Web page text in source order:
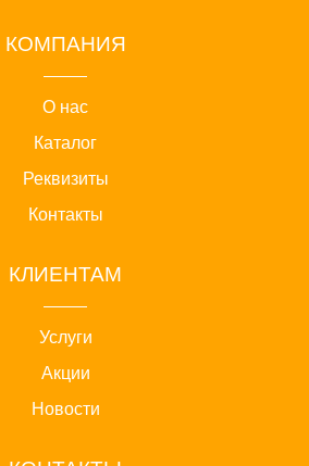
КОМПАНИЯ
О нас
Каталог
Реквизиты
Контакты
КЛИЕНТАМ
Услуги
Акции
Новости